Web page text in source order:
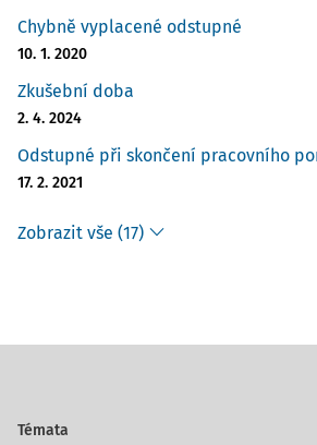
Chybně vyplacené odstupné
10. 1. 2020
Zkušební doba
2. 4. 2024
Odstupné při skončení pracovního
17. 2. 2021
Zobrazit vše (17)
Témata